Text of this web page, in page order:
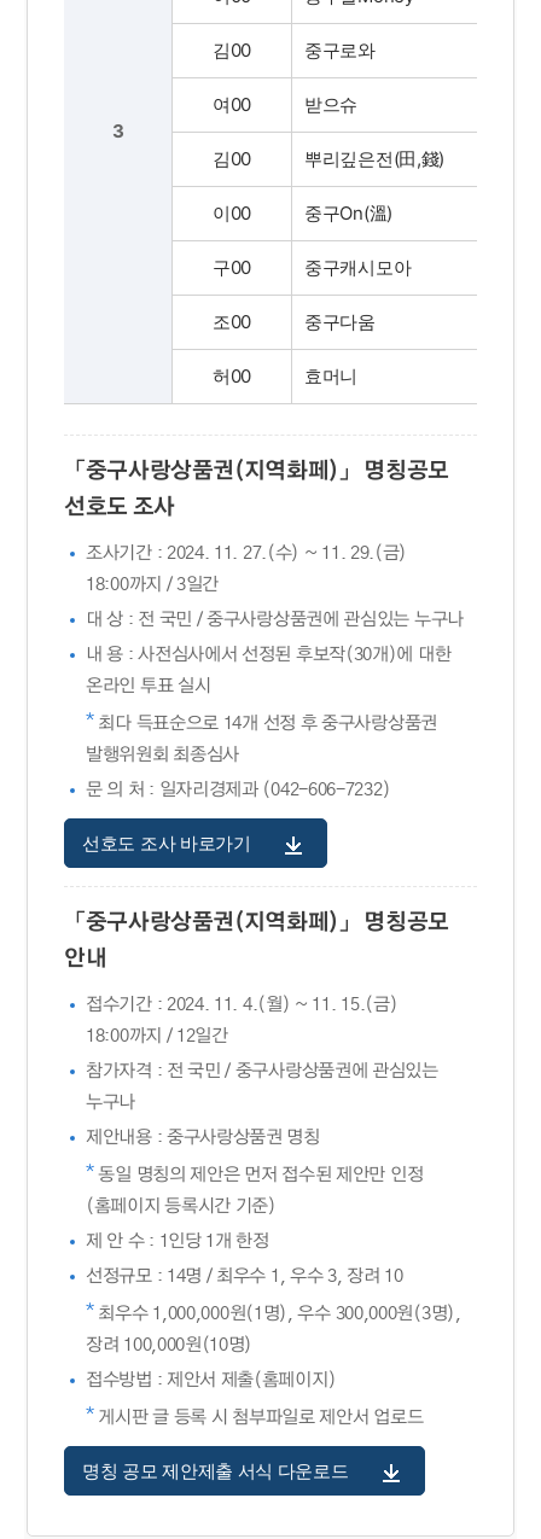
3
김00 중구로와
여00 받으슈
김00 뿌리깊은전(田,錢)
이00 중구On(溫)
구00 중구캐시모아
조00 중구다움
허00 효머니
「중구사랑상품권(지역화페)」 명칭공모
선호도 조사
조사기간 : 2024. 11. 27.(수) ~ 11. 29.(금)
18:00까지 / 3일간
대 상 : 전 국민 / 중구사랑상품권에 관심있는 누구나
내 용 : 사전심사에서 선정된 후보작(30개)에 대한
온라인 투표 실시
* 최다 득표순으로 14개 선정 후 중구사랑상품권
발행위원회 최종심사
문 의 처 : 일자리경제과 (042-606-7232)
선호도 조사 바로가기
「중구사랑상품권(지역화페)」 명칭공모
안내
접수기간 : 2024. 11. 4.(월) ~ 11. 15.(금)
18:00까지 / 12일간
참가자격 : 전 국민 / 중구사랑상품권에 관심있는
누구나
제안내용 : 중구사랑상품권 명칭
* 동일 명칭의 제안은 먼저 접수된 제안만 인정
(홈페이지 등록시간 기준)
제 안 수 : 1인당 1개 한정
선정규모 : 14명 / 최우수 1, 우수 3, 장려 10
* 최우수 1,000,000원(1명), 우수 300,000원(3명),
장려 100,000원(10명)
접수방법 : 제안서 제출(홈페이지)
* 게시판 글 등록 시 첨부파일로 제안서 업로드
명칭 공모 제안제출 서식 다운로드